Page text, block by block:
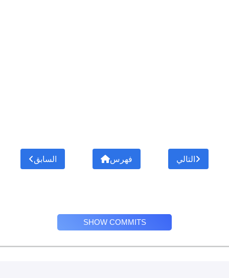
السابق فهرس التالي
SHOW COMMITS